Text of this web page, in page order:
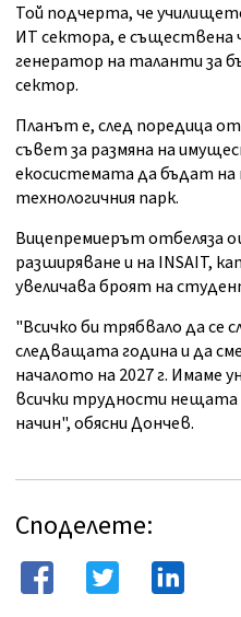
Той подчерта, че
ИТ сектора, е
генератор на таланти за
сектор.
Планът е, след поредица
съвет за размяна на
екосистемата да бъдат
технологичния парк.
Вицепремиерът отбеляза
разширяване и на INSAIT,
увеличава броят на
"Всичко би трябвало да се
следващата година и да
началото на 2027 г. Имаме
всички трудности нещата
начин", обясни Дончев.
Споделете: